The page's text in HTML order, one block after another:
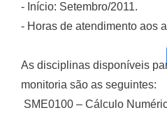
- Início: Setembro/2011.
- Horas de atendimento aos
As disciplinas disponíveis
monitoria são as seguintes:
SME0100 – Cálculo